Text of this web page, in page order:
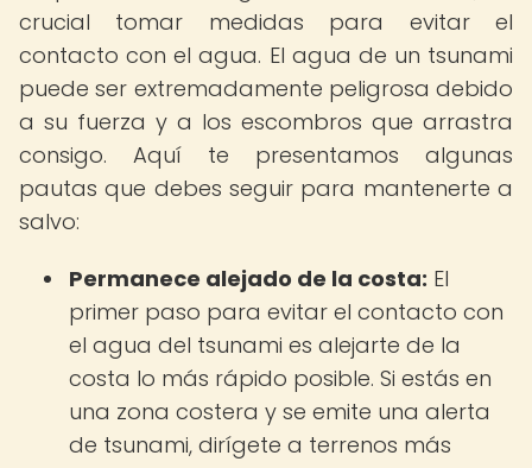
crucial tomar medidas para evitar el
contacto con el agua. El agua de un tsunami
puede ser extremadamente peligrosa debido
a su fuerza y a los escombros que arrastra
consigo. Aquí te presentamos algunas
pautas que debes seguir para mantenerte a
salvo:
Permanece alejado de la costa: El
primer paso para evitar el contacto con
el agua del tsunami es alejarte de la
costa lo más rápido posible. Si estás en
una zona costera y se emite una alerta
de tsunami, dirígete a terrenos más